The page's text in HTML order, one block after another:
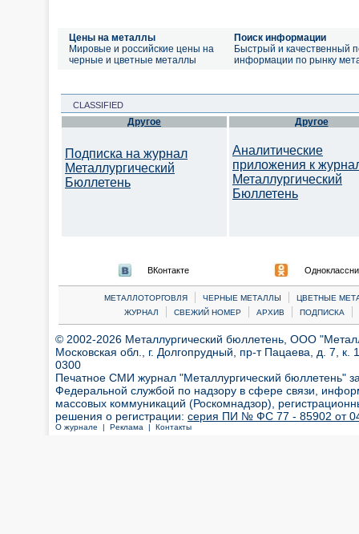
Цены на металлы
Мировые и российские цены на
черные и цветные металлы
Поиск информации
Быстрый и качественный
информации по рынку
CLASSIFIED
Другое
Подписка на журнал
Металлургический
Бюллетень
Другое
Аналитические
приложения к
Металлургический
Бюллетень
ВКонтакте
МЕТАЛЛОТОРГОВЛЯ | ЧЕРНЫЕ МЕТАЛЛЫ |
ЦВЕТНЫЕ
ЖУРНАЛ
| СВЕЖИЙ НОМЕР | АРХИВ | ПОДПИСКА |
© 2002-2026 Металлургический бюллетень, ООО
Московская обл., г. Долгопрудный, пр-т Пацаева, д. 7,
0300
Печатное СМИ журнал "Металлургический бюллетень"
Федеральной службой по надзору в сфере связи,
массовых коммуникаций (Роскомнадзор),
решения о регистрации: серия ПИ № ФС 77 - 85902 от 04
О журнале | Реклама | Контакты